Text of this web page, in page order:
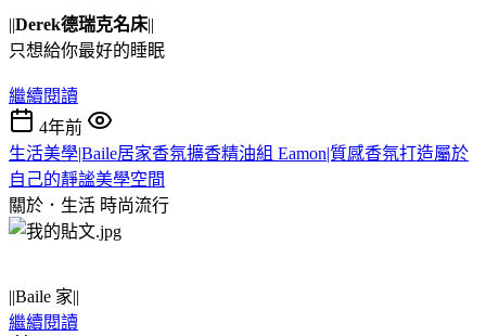
||Derek德瑞克名床||
只想給你最好的睡眠
繼續閱讀
4年前
生活美學|Baile居家香氛擴香精油組 Eamon|質感香氛打造屬於
自己的靜謐美學空間
關於．生活 時尚流行
||Baile 家||
繼續閱讀